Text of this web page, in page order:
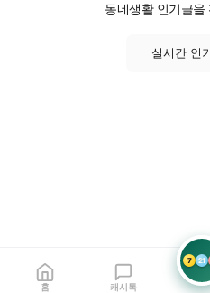
동네생활 인기글을
실시간 인
홈 캐시톡
7 21